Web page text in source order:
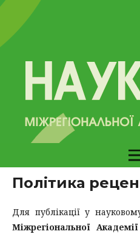
Політика
Для публікації у
Міжрегіональної